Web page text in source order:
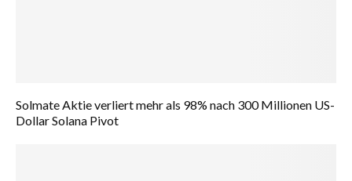
Solmate Aktie verliert mehr als 98% nach 300 Millionen US-
Dollar Solana Pivot